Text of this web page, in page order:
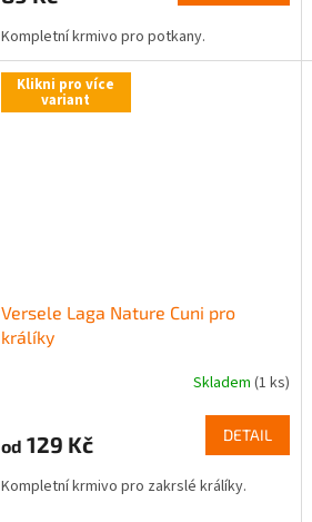
Kompletní krmivo pro potkany.
Klikni pro více
variant
Versele Laga Nature Cuni pro
králíky
Skladem (1 ks)
od 129 Kč DETAIL
Kompletní krmivo pro zakrslé králíky.